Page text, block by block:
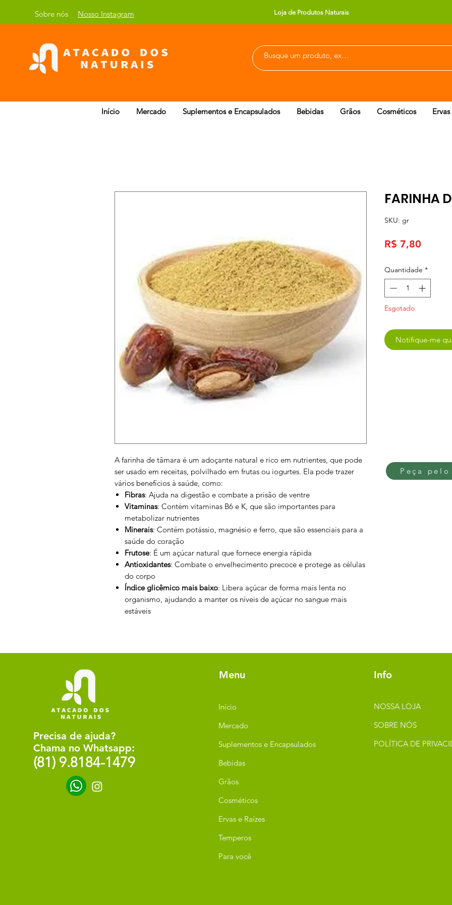
Sobre nós Nosso Instagram Loja de Produtos Naturais
Início Mercado Suplementos e Encapsulados Bebidas Grãos Cosméticos
A farinha de tâmara é um adoçante natural e rico em nutrientes, que pode
ser usado em receitas, polvilhado em frutas ou iogurtes. Ela pode trazer
vários benefícios à saúde, como:
Fibras: Ajuda na digestão e combate a prisão de ventre
Vitaminas: Contém vitaminas B6 e K, que são importantes para
metabolizar nutrientes
Minerais: Contém potássio, magnésio e ferro, que são essenciais para a
saúde do coração
Frutose: É um açúcar natural que fornece energia rápida
Antioxidantes: Combate o envelhecimento precoce e protege as células
do corpo
Índice glicêmico mais baixo: Libera açúcar de forma mais lenta no
organismo, ajudando a manter os níveis de açúcar no sangue mais
estáveis
FARINHA
SKU: gr
R$ 7,80
Quantidade *
Esgotado
Notifique-me
Peça pelo
Precisa de ajuda?
Chama no Whatsapp:
(81) 9.8184-1479
Menu
Início
Mercado
Suplementos e Encapsulados
Bebidas
Grãos
Cosméticos
Ervas e Raízes
Temperos
Para você
Info
NOSSA LOJA
SOBRE NÓS
POLÍTICA DE